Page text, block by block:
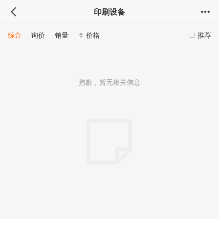
印刷设备
推荐
综合 询价 销量 价格
抱歉，暂无相关信息